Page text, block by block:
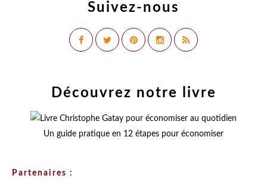
Suivez-nous
Découvrez notre livre
Un guide pratique en 12 étapes pour économiser
Partenaires :